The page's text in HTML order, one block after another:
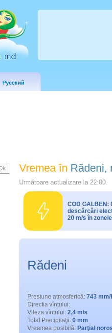
Русский
Vremea în Rădeni,
Următoare actualizare la 22:00
COD GALBEN:
descărcări
20 m/s în
Rădeni
Presiune atmosferică: 743 mm/
Directia vîntului:
Viteza vîntului: 2,4 m/s
Total Precipitaţii: 0 mm
Vreamea posibilă: Parţial noros